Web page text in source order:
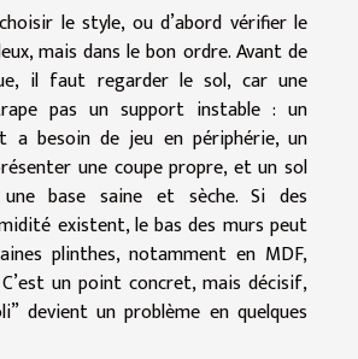
le style, ou d’abord vérifier le
mais dans le bon ordre. Avant de
il faut regarder le sol, car une
pas un support instable : un
a besoin de jeu en périphérie, un
une coupe propre, et un sol
base saine et sèche. Si des
existent, le bas des murs peut
plinthes, notamment en MDF,
un point concret, mais décisif,
devient un problème en quelques